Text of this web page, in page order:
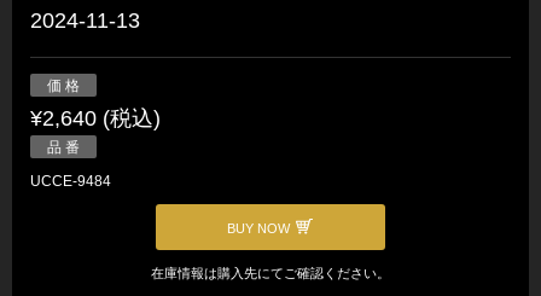
2024-11-13
価 格
¥2,640 (税込)
品 番
UCCE-9484
BUY NOW
在庫情報は購入先にてご確認ください。